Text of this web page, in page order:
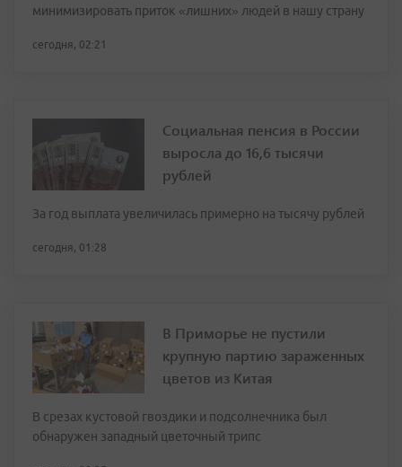
минимизировать приток «лишних» людей в нашу страну
сегодня, 02:21
Социальная пенсия в России
выросла до 16,6 тысячи
рублей
За год выплата увеличилась примерно на тысячу рублей
сегодня, 01:28
В Приморье не пустили
крупную партию зараженных
цветов из Китая
В срезах кустовой гвоздики и подсолнечника был
обнаружен западный цветочный трипс